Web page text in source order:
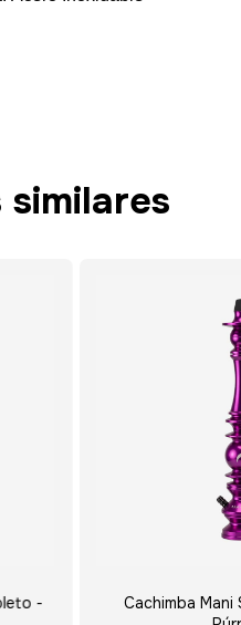
-
Cachimba